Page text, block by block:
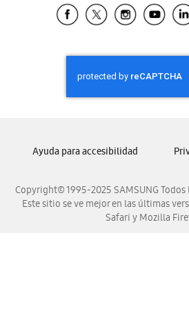
Samsung El
Samsung
Samsung
Samsung
Samsung
Copyright© 1995-2025 SAMSUNG Todos
Este sitio se ve mejor en las últimas
Safari y Mozilla
Ayuda para accesibilidad